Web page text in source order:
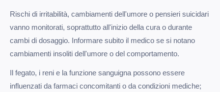
Rischi di irritabilità, cambiamenti dell'umore o pensieri suicidari
vanno monitorati, soprattutto all'inizio della cura o durante
cambi di dosaggio. Informare subito il medico se si notano
cambiamenti insoliti dell'umore o del comportamento.
Il fegato, i reni e la funzione sanguigna possono essere
influenzati da farmaci concomitanti o da condizioni mediche;